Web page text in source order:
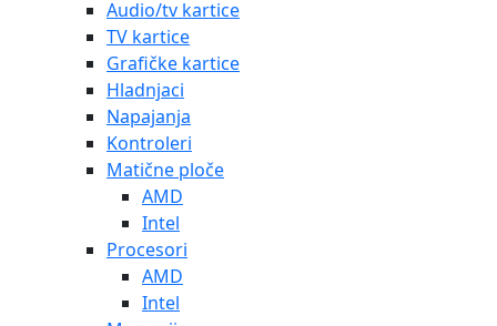
Audio/tv kartice
TV kartice
Grafičke kartice
Hladnjaci
Napajanja
Kontroleri
Matične ploče
AMD
Intel
Procesori
AMD
Intel